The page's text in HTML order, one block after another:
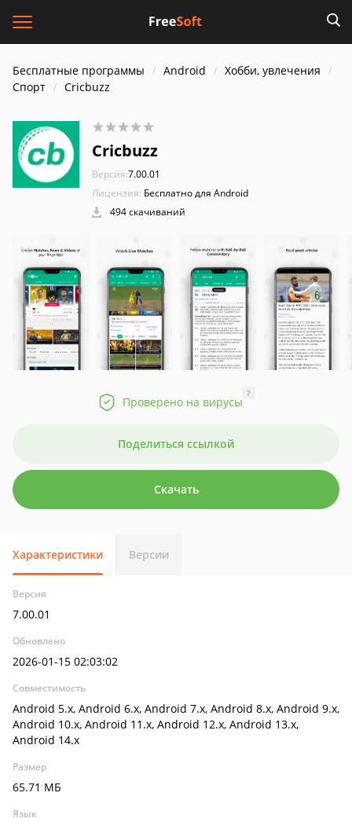
Бесплатные программы Android
Хобби, увлечения
Спорт
Cricbuzz
Cricbuzz
Версия:7.00.01
Лицензия: Бесплатно для Android
494 скачиваний
Проверено на вирусы
?
Поделиться ссылкой
Скачать
Характеристики Версии
Версия
7.00.01
Обновлено
2026-01-15 02:03:02
Совместимость
Android 5.x, Android 6.x, Android 7.x, Android 8.x, Android 9.x,
Android 10.x, Android 11.x, Android 12.x, Android 13.x,
Android 14.x
Размер
65.71 МБ
Язык